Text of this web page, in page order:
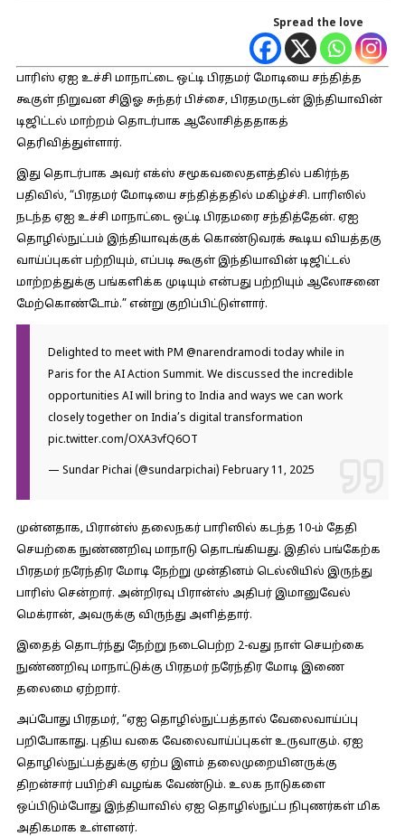
Spread the love
பாரிஸ் ஏஐ உச்சி மாநாட்டை ஒட்டி பிரதமர் மோடியை சந்தித்த
கூகுள் நிறுவன சிஇஓ சுந்தர் பிச்சை, பிரதமருடன் இந்தியாவின்
டிஜிட்டல் மாற்றம் தொடர்பாக ஆலோசித்ததாகத்
தெரிவித்துள்ளார்.
இது தொடர்பாக அவர் எக்ஸ் சமூகவலைதளத்தில் பகிர்ந்த
பதிவில், “பிரதமர் மோடியை சந்தித்ததில் மகிழ்ச்சி. பாரிஸில்
நடந்த ஏஐ உச்சி மாநாட்டை ஒட்டி பிரதமரை சந்தித்தேன். ஏஐ
தொழில்நுட்பம் இந்தியாவுக்குக் கொண்டுவரக் கூடிய வியத்தகு
வாய்ப்புகள் பற்றியும், எப்படி கூகுள் இந்தியாவின் டிஜிட்டல்
மாற்றத்துக்கு பங்களிக்க முடியும் என்பது பற்றியும் ஆலோசனை
மேற்கொண்டோம்.” என்று குறிப்பிட்டுள்ளார்.
Delighted to meet with PM @narendramodi today while in
Paris for the AI Action Summit. We discussed the incredible
opportunities AI will bring to India and ways we can work
closely together on India’s digital transformation
pic.twitter.com/OXA3vfQ6OT
— Sundar Pichai (@sundarpichai) February 11, 2025
முன்னதாக, பிரான்ஸ் தலைநகர் பாரிஸில் கடந்த 10-ம் தேதி
செயற்கை நுண்ணறிவு மாநாடு தொடங்கியது. இதில் பங்கேற்க
பிரதமர் நரேந்திர மோடி நேற்று முன்தினம் டெல்லியில் இருந்து
பாரிஸ் சென்றார். அன்றிரவு பிரான்ஸ் அதிபர் இமானுவேல்
மெக்ரான், அவருக்கு விருந்து அளித்தார்.
இதைத் தொடர்ந்து நேற்று நடைபெற்ற 2-வது நாள் செயற்கை
நுண்ணறிவு மாநாட்டுக்கு பிரதமர் நரேந்திர மோடி இணை
தலைமை ஏற்றார்.
அப்போது பிரதமர், “ஏஐ தொழில்நுட்பத்தால் வேலைவாய்ப்பு
பறிபோகாது. புதிய வகை வேலைவாய்ப்புகள் உருவாகும். ஏஐ
தொழில்நுட்பத்துக்கு ஏற்ப இளம் தலைமுறையினருக்கு
திறன்சார் பயிற்சி வழங்க வேண்டும். உலக நாடுகளை
ஒப்பிடும்போது இந்தியாவில் ஏஐ தொழில்நுட்ப நிபுணர்கள் மிக
அதிகமாக உள்ளனர்.